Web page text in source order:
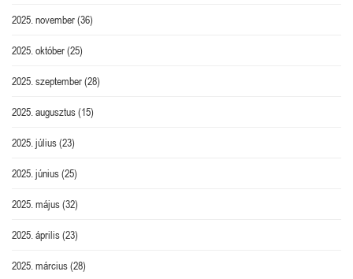
2025. november(36)
2025. október(25)
2025. szeptember(28)
2025. augusztus(15)
2025. július(23)
2025. június(25)
2025. május(32)
2025. április(23)
2025. március(28)